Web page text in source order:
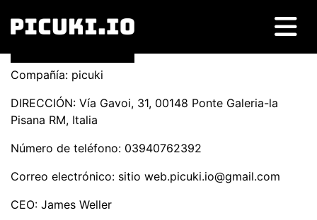
Compañía: picuki
DIRECCIÓN: Vía Gavoi, 31, 00148 Ponte Galeria-la
Pisana RM, Italia
Número de teléfono: 03940762392
Correo electrónico: sitio web.picuki.io@gmail.com
CEO: James Weller